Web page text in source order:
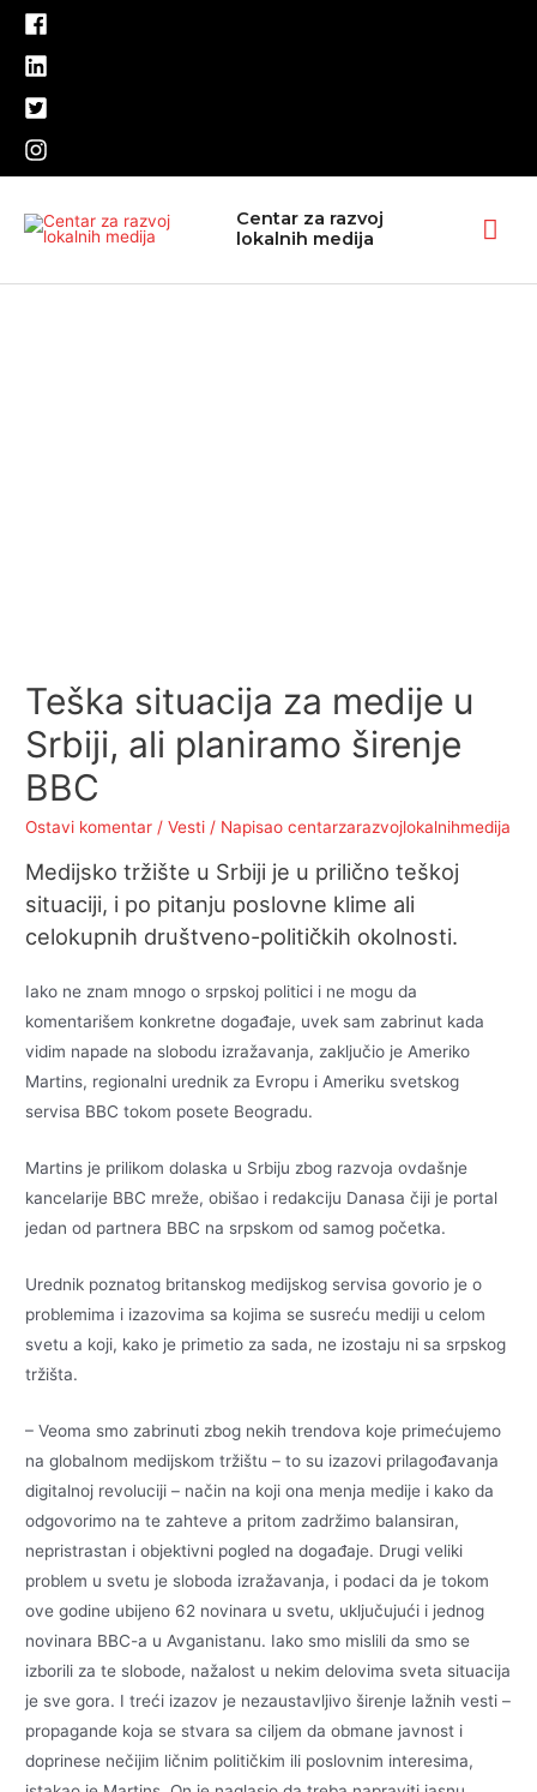
Pređi
sadržaj
Centar za razvoj
lokalnih medija
Teška situacija za medije u
Srbiji, ali planiramo širenje
BBC
Ostavi komentar /Vesti / Napisao centarzarazvojlokalnihmedija
Medijsko tržište u Srbiji je u prilično teškoj
situaciji, i po pitanju poslovne klime ali
celokupnih društveno-političkih okolnosti.
Iako ne znam mnogo o srpskoj politici i ne mogu da
komentarišem konkretne događaje, uvek sam zabrinut kada
vidim napade na slobodu izražavanja, zaključio je Ameriko
Martins, regionalni urednik za Evropu i Ameriku svetskog
servisa BBC tokom posete Beogradu.
Martins je prilikom dolaska u Srbiju zbog razvoja ovdašnje
kancelarije BBC mreže, obišao i redakciju Danasa čiji je portal
jedan od partnera BBC na srpskom od samog početka.
Urednik poznatog britanskog medijskog servisa govorio je o
problemima i izazovima sa kojima se susreću mediji u celom
svetu a koji, kako je primetio za sada, ne izostaju ni sa srpskog
tržišta.
– Veoma smo zabrinuti zbog nekih trendova koje primećujemo
na globalnom medijskom tržištu – to su izazovi prilagođavanja
digitalnoj revoluciji – način na koji ona menja medije i kako da
odgovorimo na te zahteve a pritom zadržimo balansiran,
nepristrastan i objektivni pogled na događaje. Drugi veliki
problem u svetu je sloboda izražavanja, i podaci da je tokom
ove godine ubijeno 62 novinara u svetu, uključujući i jednog
novinara BBC-a u Avganistanu. Iako smo mislili da smo se
izborili za te slobode, nažalost u nekim delovima sveta situacija
je sve gora. I treći izazov je nezaustavljivo širenje lažnih vesti –
propagande koja se stvara sa ciljem da obmane javnost i
doprinese nečijim ličnim političkim ili poslovnim interesima,